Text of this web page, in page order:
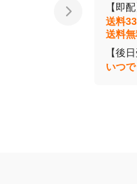
【即
送料
送料無
【後